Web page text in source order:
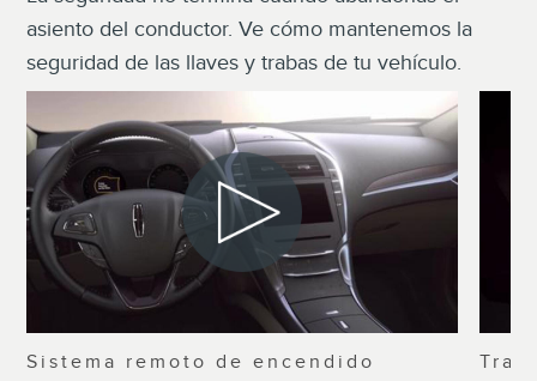
asiento del conductor. Ve cómo mantenemos la
seguridad de las llaves y trabas de tu vehículo.
Sistema remoto de encendido